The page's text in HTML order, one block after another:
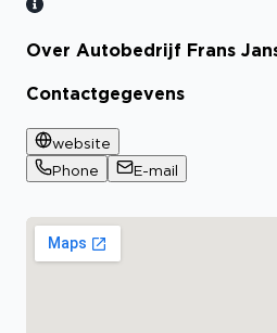
Over Autobedrijf Frans
Contactgegevens
website
Phone
E-mail